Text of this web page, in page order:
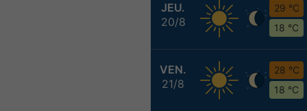
JEU.
20/8
29 °C
18 °C
VEN.
21/8
28 °C
18 °C